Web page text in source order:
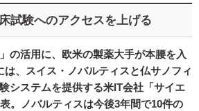
試験へのアクセスを上げる
の活用に、欧米の製薬大手が本腰を入
は、スイス・ノバルティスと仏サノフィ
システムを提供する米IT会社「サイエ
。ノバルティスは今後3年間で10件の